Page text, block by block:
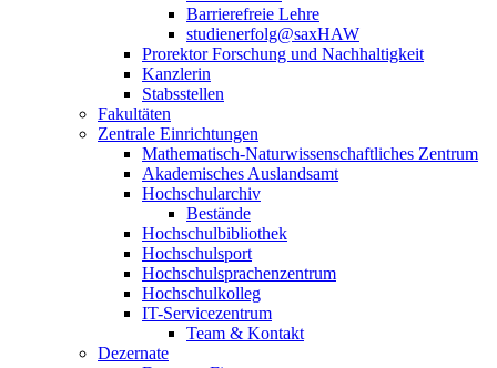
Barrierefreie Lehre
studienerfolg@saxHAW
Prorektor Forschung und Nachhaltigkeit
Kanzlerin
Stabsstellen
Fakultäten
Zentrale Einrichtungen
Mathematisch-Naturwissenschaftliches Zentrum
Akademisches Auslandsamt
Hochschularchiv
Bestände
Hochschulbibliothek
Hochschulsport
Hochschulsprachenzentrum
Hochschulkolleg
IT-Servicezentrum
Team & Kontakt
Dezernate